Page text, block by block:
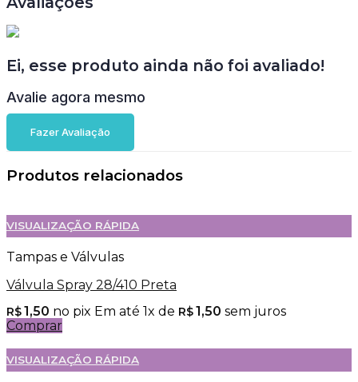
Ei, esse produto ainda não foi avaliado!
Avalie agora mesmo
Fazer Avaliação
Produtos relacionados
VISUALIZAÇÃO RÁPIDA
Tampas e Válvulas
Válvula Spray 28/410 Preta
R$1,50 no pix Em até 1x de R$1,50 sem juros
Comprar
VISUALIZAÇÃO RÁPIDA